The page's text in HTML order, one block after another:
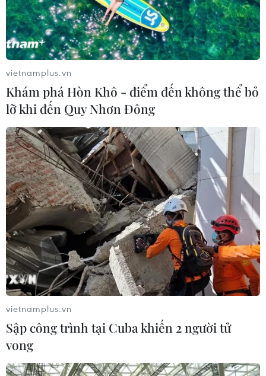
vietnamplus.vn
Khám phá Hòn Khô - điểm đến không thể bỏ
lỡ khi đến Quy Nhơn Đông
vietnamplus.vn
Sập công trình tại Cuba khiến 2 người tử
vong